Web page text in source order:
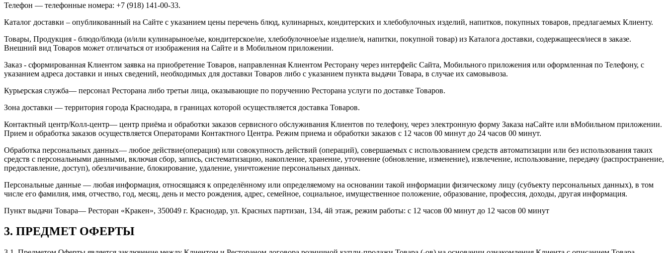
Телефон — телефонные номера: +7 (918) 141-00-33.
Каталог доставки – опубликованный на Сайте с указанием цены перечень блюд, кулинарных, кондитерских и хлебобулочных изделий, напитков, покупных товаров, предлагаемых Клиенту.
Товары, Продукция - блюдо/блюда (и/или кулинарыное/ые, кондитерское/ие, хлебобулочное/ые изделие/я, напитки, покупной товар) из Каталога доставки, содержащееся/иеся в заказе.
Внешний вид Товаров может отличаться от изображения на Сайте и в Мобильном приложении.
Заказ - сформированная Клиентом заявка на приобретение Товаров, направленная Клиентом Ресторану через интерфейс Сайта, Мобильного приложения или оформленная по Телефону, с
указанием адреса доставки и иных сведений, необходимых для доставки Товаров либо с указанием пункта выдачи Товара, в случае их самовывоза.
Курьерская служба— персонал Ресторана либо третьи лица, оказывающие по поручению Ресторана услуги по доставке Товаров.
Зона доставки — территория города Краснодара, в границах которой осуществляется доставка Товаров.
Контактный центр/Колл-центр— центр приёма и обработки заказов сервисного обслуживания Клиентов по телефону, через электронную форму Заказа наСайте или вМобильном приложении.
Прием и обработка заказов осуществляется Операторами Контактного Центра. Режим приема и обработки заказов с 12 часов 00 минут до 24 часов 00 минут.
Обработка персональных данных— любое действие(операция) или совокупность действий (операций), совершаемых с использованием средств автоматизации или без использования таких
средств с персональными данными, включая сбор, запись, систематизацию, накопление, хранение, уточнение (обновление, изменение), извлечение, использование, передачу (распространение,
предоставление, доступ), обезличивание, блокирование, удаление, уничтожение персональных данных.
Персональные данные — любая информация, относящаяся к определённому или определяемому на основании такой информации физическому лицу (субъекту персональных данных), в том
числе его фамилия, имя, отчество, год, месяц, день и место рождения, адрес, семейное, социальное, имущественное положение, образование, профессия, доходы, другая информация.
Пункт выдачи Товара— Ресторан «Кракен», 350049 г. Краснодар, ул. Красных партизан, 134, 4й этаж, режим работы: с 12 часов 00 минут до 12 часов 00 минут
3. ПРЕДМЕТ ОФЕРТЫ